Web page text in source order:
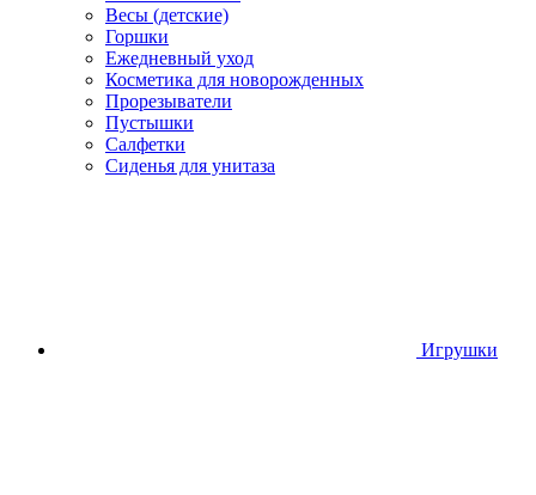
Весы (детские)
Горшки
Ежедневный уход
Косметика для новорожденных
Прорезыватели
Пустышки
Салфетки
Сиденья для унитаза
Игрушки